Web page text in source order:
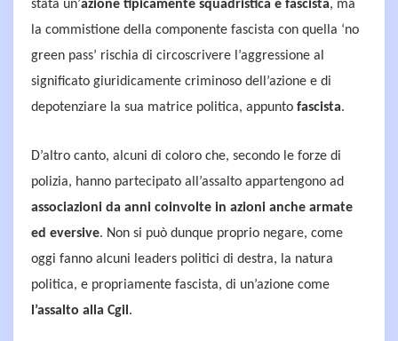
stata un’azione tipicamente squadristica e fascista, ma
la commistione della componente fascista con quella ‘no
green pass’ rischia di circoscrivere l’aggressione al
significato giuridicamente criminoso dell’azione e di
depotenziare la sua matrice politica, appunto fascista.
D’altro canto, alcuni di coloro che, secondo le forze di
polizia, hanno partecipato all’assalto appartengono ad
associazioni da anni coinvolte in azioni anche armate
ed eversive. Non si può dunque proprio negare, come
oggi fanno alcuni leaders politici di destra, la natura
politica, e propriamente fascista, di un’azione come
l’assalto alla Cgil.